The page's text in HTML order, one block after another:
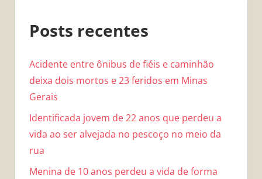
Posts recentes
Acidente entre ônibus de fiéis e caminhão
deixa dois mortos e 23 feridos em Minas
Gerais
Identificada jovem de 22 anos que perdeu a
vida ao ser alvejada no pescoço no meio da
rua
Menina de 10 anos perdeu a vida de forma